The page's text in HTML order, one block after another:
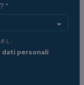
*
personali